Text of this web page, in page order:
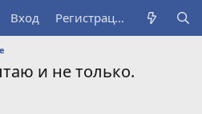
Вход Регистрация
и не только.